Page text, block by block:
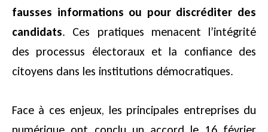
fausses informations ou pour discréditer des
candidats. Ces pratiques menacent l’intégrité
des processus électoraux et la confiance des
citoyens dans les institutions démocratiques.
Face à ces enjeux, les principales entreprises du